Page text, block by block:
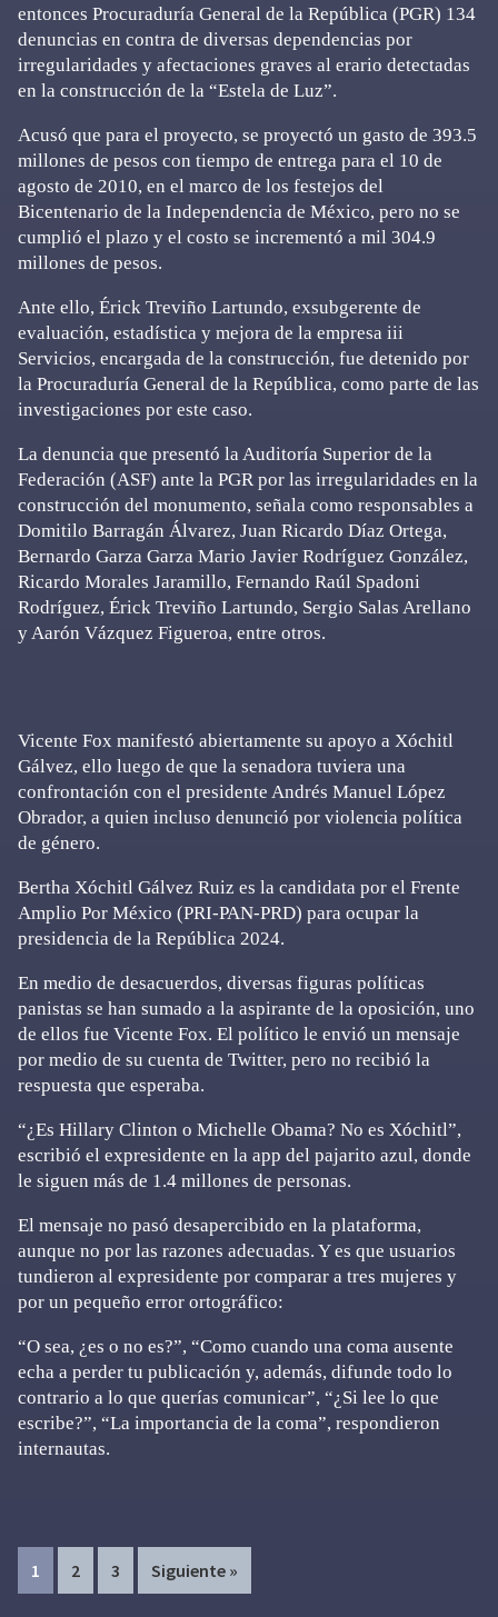
entonces Procuraduría General de la República (PGR) 134
denuncias en contra de diversas dependencias por
irregularidades y afectaciones graves al erario detectadas
en la construcción de la “Estela de Luz”.
Acusó que para el proyecto, se proyectó un gasto de 393.5
millones de pesos con tiempo de entrega para el 10 de
agosto de 2010, en el marco de los festejos del
Bicentenario de la Independencia de México, pero no se
cumplió el plazo y el costo se incrementó a mil 304.9
millones de pesos.
Ante ello, Érick Treviño Lartundo, exsubgerente de
evaluación, estadística y mejora de la empresa iii
Servicios, encargada de la construcción, fue detenido por
la Procuraduría General de la República, como parte de las
investigaciones por este caso.
La denuncia que presentó la Auditoría Superior de la
Federación (ASF) ante la PGR por las irregularidades en la
construcción del monumento, señala como responsables a
Domitilo Barragán Álvarez, Juan Ricardo Díaz Ortega,
Bernardo Garza Garza Mario Javier Rodríguez González,
Ricardo Morales Jaramillo, Fernando Raúl Spadoni
Rodríguez, Érick Treviño Lartundo, Sergio Salas Arellano
y Aarón Vázquez Figueroa, entre otros.
Vicente Fox manifestó abiertamente su apoyo a Xóchitl
Gálvez, ello luego de que la senadora tuviera una
confrontación con el presidente Andrés Manuel López
Obrador, a quien incluso denunció por violencia política
de género.
Bertha Xóchitl Gálvez Ruiz es la candidata por el Frente
Amplio Por México (PRI-PAN-PRD) para ocupar la
presidencia de la República 2024.
En medio de desacuerdos, diversas figuras políticas
panistas se han sumado a la aspirante de la oposición, uno
de ellos fue Vicente Fox. El político le envió un mensaje
por medio de su cuenta de Twitter, pero no recibió la
respuesta que esperaba.
“¿Es Hillary Clinton o Michelle Obama? No es Xóchitl”,
escribió el expresidente en la app del pajarito azul, donde
le siguen más de 1.4 millones de personas.
El mensaje no pasó desapercibido en la plataforma,
aunque no por las razones adecuadas. Y es que usuarios
tundieron al expresidente por comparar a tres mujeres y
por un pequeño error ortográfico:
“O sea, ¿es o no es?”, “Como cuando una coma ausente
echa a perder tu publicación y, además, difunde todo lo
contrario a lo que querías comunicar”, “¿Si lee lo que
escribe?”, “La importancia de la coma”, respondieron
internautas.
Page
1 Page
2 Page
3 Siguiente »